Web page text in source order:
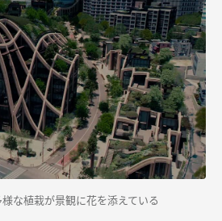
な植栽が景観に花を添えている